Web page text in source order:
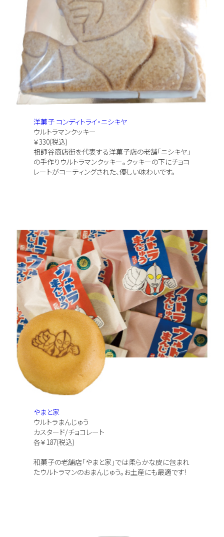
洋菓子 コンディトライ・ニシキヤ
ウルトラマンクッキー
￥330(税込)
祖師谷商店街を代表する洋菓子店の老舗「ニシキヤ」
の手作りウルトラマンクッキー。クッキーの下にチョコ
レートがコーティングされた、優しい味わいです。
やまと家
ウルトラまんじゅう
カスタード/チョコレート
各￥187(税込)
和菓子の老舗店「やまと家」では柔らかな皮に包まれ
たウルトラマンのおまんじゅう。お土産にも最適です!